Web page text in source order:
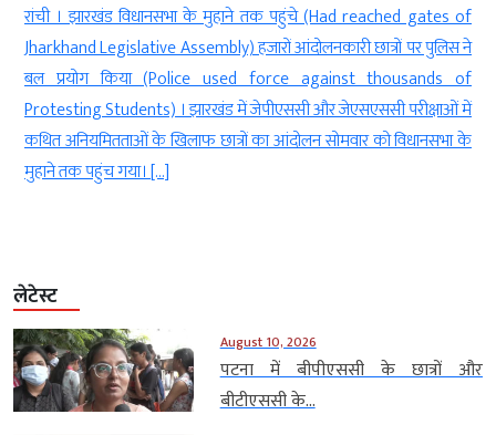
reached gates of
छात्रों पर पुलिस ने
thousands of
परीक्षाओं में
को विधानसभा के
नई दिल्ली । केंद्रीय मंत्री किरेन रिजिजू (Union Minister
कि छात्र आंदोलनों पर (On Student Movements)
से चर्चा के लिए तैयार है (Government is
discussion in the House) । उन्होंने विपक्ष से
सरकार के जवाब के दौरान सदन में […]
लेटेस्ट
August 10, 2026
पटना में बीपीएससी के छात्रों और
बीटीएससी के...